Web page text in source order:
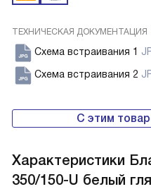
ТЕХНИЧЕСКАЯ ДОКУМЕНТАЦИЯ
Схема встраивания 1
Схема встраивания 2
С этим
Характеристики
350/150-U белый